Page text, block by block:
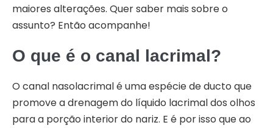
maiores alterações. Quer saber mais sobre o
assunto? Então acompanhe!
O que é o canal lacrimal?
O canal nasolacrimal é uma espécie de ducto que
promove a drenagem do líquido lacrimal dos olhos
para a porção interior do nariz. E é por isso que ao